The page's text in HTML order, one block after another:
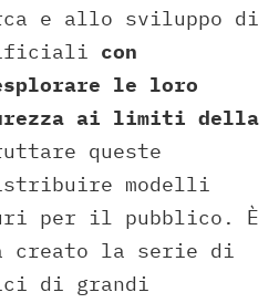
e allo sviluppo di
con
le loro
ai limiti della
queste
modelli
per il pubblico. È
creato la serie di
di grandi